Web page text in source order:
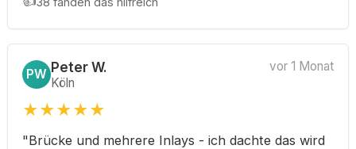
PW Peter W.
Köln
vor 1 Monat
★★★★★
"Brücke und mehrere Inlays - ich dachte das wird